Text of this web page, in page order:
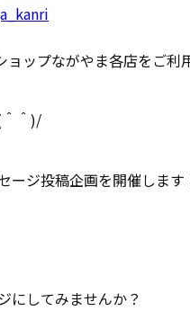
ップながやま各店をご利
＾)/
ージ投稿企画を開催します
にしてみませんか？